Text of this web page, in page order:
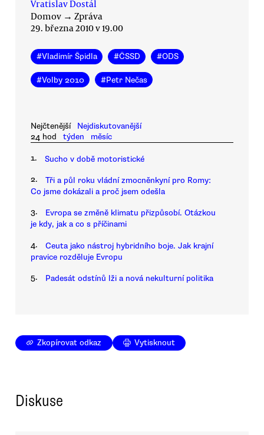
Vratislav Dostál
Domov → Zpráva
29. března 2010 v 19.00
#Vladimír Špidla #ČSSD #ODS
#Volby 2010 #Petr Nečas
Nejčtenější
Nejdiskutovanější
24 hod
týden měsíc
1. Sucho v době motoristické
2.
Tři a půl roku vládní zmocněnkyní pro Romy:
Co jsme dokázali a proč jsem odešla
3.
Evropa se změně klimatu přizpůsobí. Otázkou
je kdy, jak a co s příčinami
4.
Ceuta jako nástroj hybridního boje. Jak krajní
pravice rozděluje Evropu
5. Padesát odstínů lži a nová nekulturní politika
Zkopírovat odkaz Vytisknout
Diskuse